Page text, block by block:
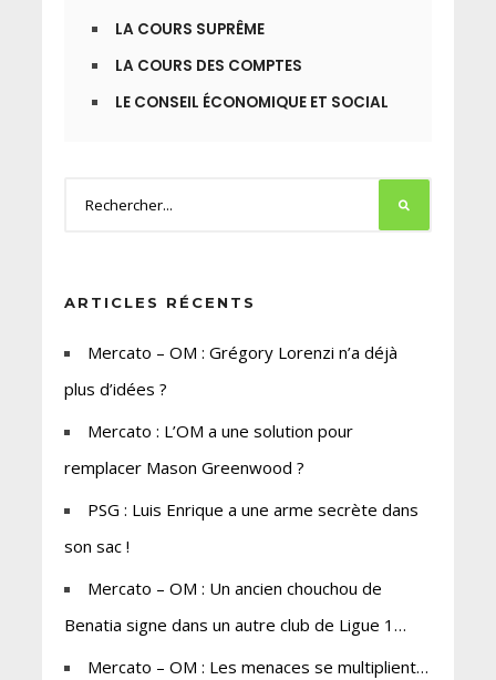
LA COURS SUPRÊME
LA COURS DES COMPTES
LE CONSEIL ÉCONOMIQUE ET SOCIAL
ARTICLES RÉCENTS
Mercato – OM : Grégory Lorenzi n’a déjà
plus d’idées ?
Mercato : L’OM a une solution pour
remplacer Mason Greenwood ?
PSG : Luis Enrique a une arme secrète dans
son sac !
Mercato – OM : Un ancien chouchou de
Benatia signe dans un autre club de Ligue 1…
Mercato – OM : Les menaces se multiplient…